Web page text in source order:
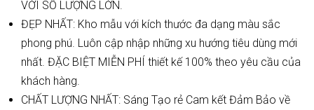
VỚI SỐ LƯỢNG LỚN.
ĐẸP NHẤT: Kho mẫu với kích thước đa dạng màu sắc
phong phú. Luôn cập nhập những xu hướng tiêu dùng mới
nhất. ĐẶC BIỆT MIỄN PHÍ thiết kế 100% theo yêu cầu của
khách hàng.
CHẤT LƯỢNG NHẤT: Sáng Tạo rẻ Cam kết Đảm Bảo về